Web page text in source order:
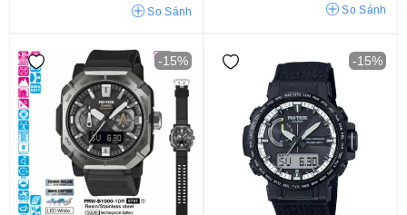
Dây màu đen
So Sánh So Sánh
-15% -15%